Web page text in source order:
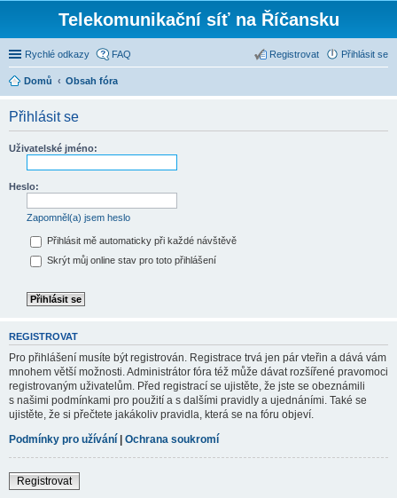
Telekomunikační síť na Říčansku
Rychlé odkazy FAQ Přihlásit se
Registrovat
Domů Obsah fóra
Přihlásit se
Uživatelské jméno:
Heslo:
Zapomněl(a) jsem heslo
Přihlásit mě automaticky při každé návštěvě
Skrýt můj online stav pro toto přihlášení
REGISTROVAT
Pro přihlášení musíte být registrován. Registrace trvá jen pár vteřin a dává vám
mnohem větší možnosti. Administrátor fóra též může dávat rozšířené pravomoci
registrovaným uživatelům. Před registrací se ujistěte, že jste se obeznámili
s našimi podmínkami pro použití a s dalšími pravidly a ujednáními. Také se
ujistěte, že si přečtete jakákoliv pravidla, která se na fóru objeví.
Podmínky pro užívání | Ochrana soukromí
Registrovat